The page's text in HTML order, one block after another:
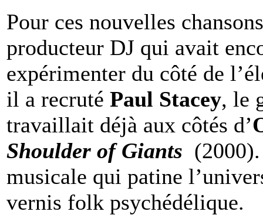
Pour ces nouvelles
producteur DJ qui avait
expérimenter du côté de
il a recruté Paul Stacey, le
travaillait déjà aux côtés d’
Shoulder of Giants
musicale qui patine
vernis folk psychédélique.